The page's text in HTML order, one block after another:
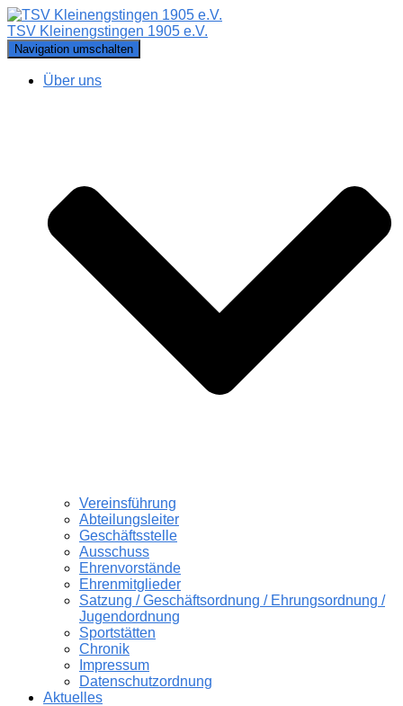
TSV Kleinengstingen 1905 e.V.
Navigation umschalten
Über uns
Vereinsführung
Abteilungsleiter
Geschäftsstelle
Ausschuss
Ehrenvorstände
Ehrenmitglieder
Satzung / Geschäftsordnung / Ehrungsordnung /
Jugendordnung
Sportstätten
Chronik
Impressum
Datenschutzordnung
Aktuelles